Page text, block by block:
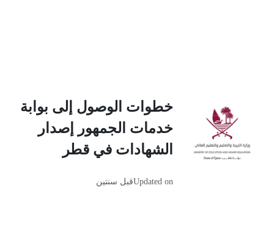
خطوات الوصول إلى بوابة
خدمات الجمهور إصدار
الشهادات في قطر
Updated onقبل سنتين